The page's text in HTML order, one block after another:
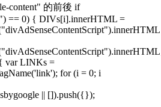
content" 的前後 if
== 0) { DIVs[i].innerHTML =
var LINKs =
for (i = 0; i
|| []).push({});